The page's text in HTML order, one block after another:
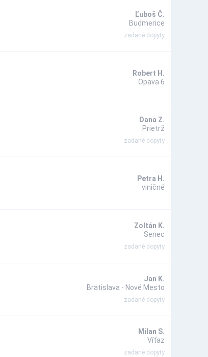
Ľuboš Č.
Budmerice
zadané dopyty
Robert H.
Opava 6
Dana Z.
Prietrž
zadané dopyty
Petra H.
viničné
Zoltán K.
Senec
zadané dopyty
Jan K.
Bratislava - Nové Mesto
zadané dopyty
Milan S.
Víťaz
zadané dopyty